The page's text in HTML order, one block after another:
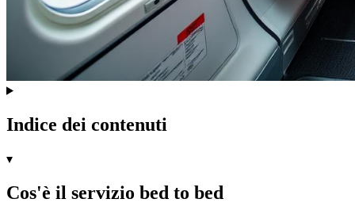
Indice dei contenuti
▾
Cos'è il servizio bed to bed